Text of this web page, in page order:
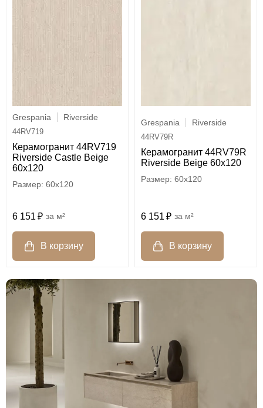
Grespania Riverside
44RV719
Керамогранит 44RV719
Riverside Castle Beige
60x120
60x120
6 151 м²
Grespania Riverside
44RV79R
Керамогранит 44RV79R
Riverside Beige 60x120
60x120
6 151 м²